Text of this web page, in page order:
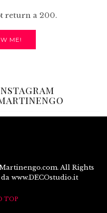
return a 200.
ME!
All Rights
www.DECOstudio.it
TOP